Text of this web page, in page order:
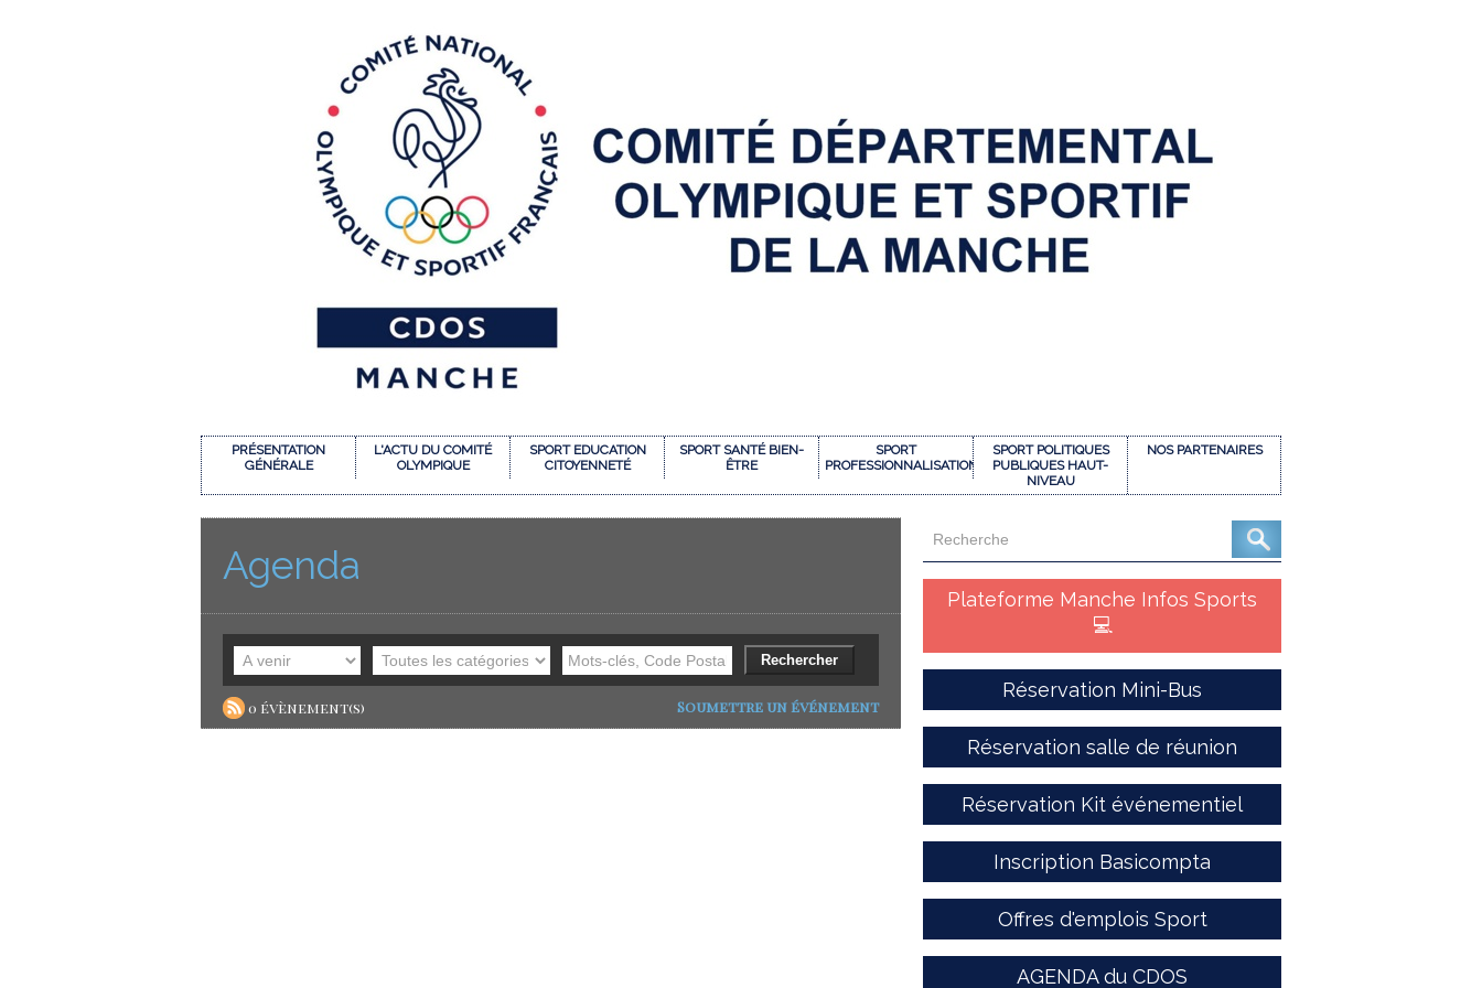
PRÉSENTATION
GÉNÉRALE
L'ACTU DU COMITÉ
OLYMPIQUE
SPORT EDUCATION
CITOYENNETÉ
SPORT SANTÉ BIEN-
ÊTRE
SPORT
PROFESSIONNALISATION
SPORT POLITIQUES
PUBLIQUES HAUT-
NIVEAU
NOS PARTENAIRES
Agenda
0 évènement(s) Soumettre un événement
Plateforme Manche Infos Sports
💻
Réservation Mini-Bus
Réservation salle de réunion
Réservation Kit événementiel
Inscription Basicompta
Offres d'emplois Sport
AGENDA du CDOS